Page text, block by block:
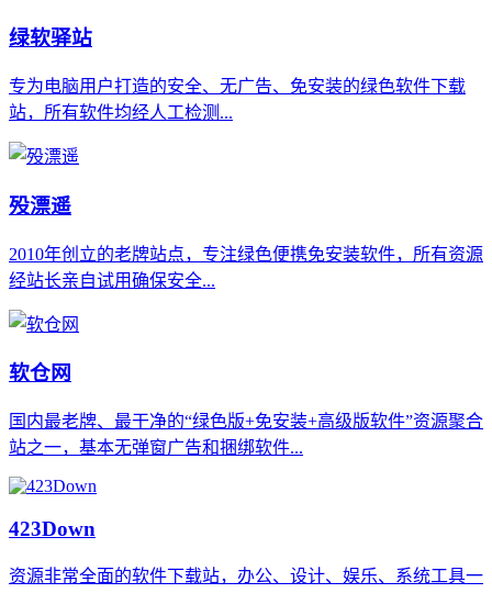
绿软驿站
专为电脑用户打造的安全、无广告、免安装的绿色软件下载
站，所有软件均经人工检测...
殁漂遥
2010年创立的老牌站点，专注绿色便携免安装软件，所有资源
经站长亲自试用确保安全...
软仓网
国内最老牌、最干净的“绿色版+免安装+高级版软件”资源聚合
站之一，基本无弹窗广告和捆绑软件...
423Down
资源非常全面的软件下载站，办公、设计、娱乐、系统工具一